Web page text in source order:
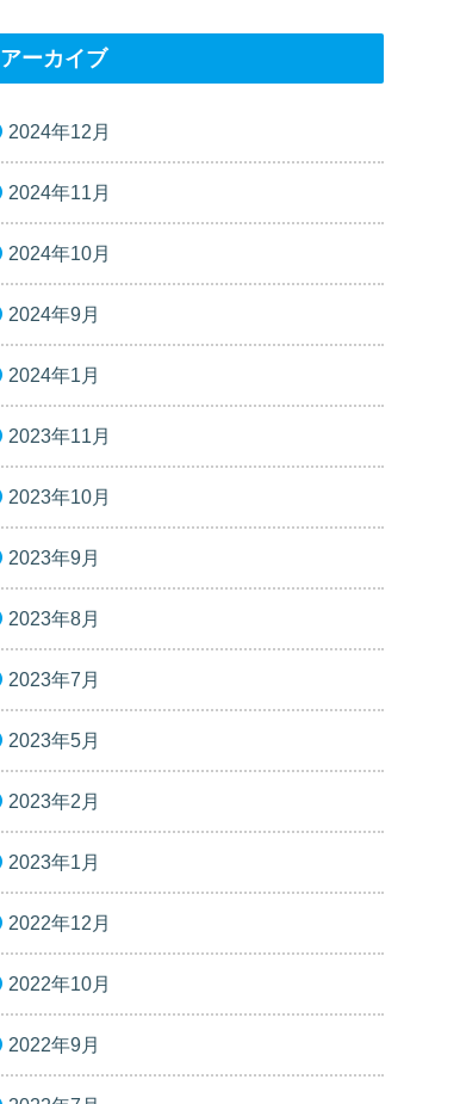
アーカイブ
2024年12月
2024年11月
2024年10月
2024年9月
2024年1月
2023年11月
2023年10月
2023年9月
2023年8月
2023年7月
2023年5月
2023年2月
2023年1月
2022年12月
2022年10月
2022年9月